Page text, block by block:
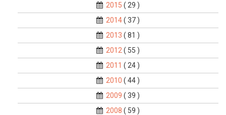
2015 ( 29 )
2014( 37 )
2013 ( 81 )
2012 ( 55 )
2011 ( 24 )
2010 ( 44 )
2009 ( 39 )
2008 ( 59 )